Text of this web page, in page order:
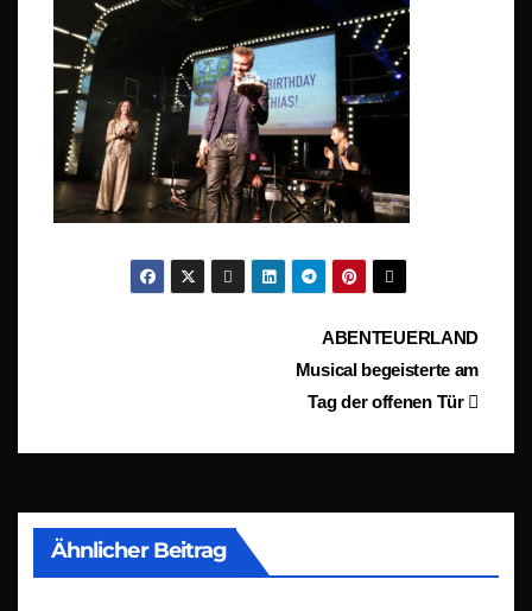
BeitragsnavigationABENTEUERLAND
Musical begeisterte am
Tag der offenen Tür
Ähnlicher Beitrag